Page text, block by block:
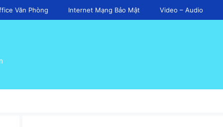
Văn Phòng Internet Mạng Bảo Mật Video – Audio